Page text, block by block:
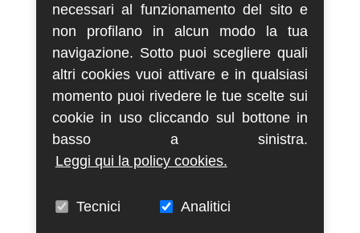
necessari al funzionamento del sito e
non profilano in alcun modo la tua
navigazione. Sotto puoi scegliere quali
altri cookies vuoi attivare e in qualsiasi
momento puoi rivedere le tue scelte sui
cookie in uso cliccando sul bottone in
basso a sinistra.
Leggi qui la policy cookies.
Tecnici Analitici